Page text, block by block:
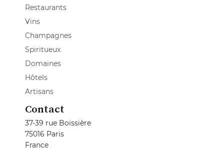
Restaurants
Vins
Champagnes
Spiritueux
Domaines
Hôtels
Artisans
Contact
37-39 rue Boissière
75016 Paris
France